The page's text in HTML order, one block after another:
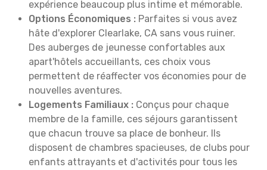
expérience beaucoup plus intime et mémorable.
Options Économiques : Parfaites si vous avez
hâte d'explorer Clearlake, CA sans vous ruiner.
Des auberges de jeunesse confortables aux
apart'hôtels accueillants, ces choix vous
permettent de réaffecter vos économies pour de
nouvelles aventures.
Logements Familiaux : Conçus pour chaque
membre de la famille, ces séjours garantissent
que chacun trouve sa place de bonheur. Ils
disposent de chambres spacieuses, de clubs pour
enfants attrayants et d'activités pour tous les